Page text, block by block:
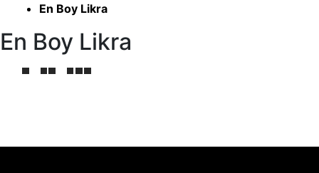
En Boy Likra
En Boy Likra